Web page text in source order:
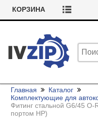
КОРЗИНА
Главная
Каталог
Комплектующие для
Фитинг стальной G6/45 O-
портом HP)